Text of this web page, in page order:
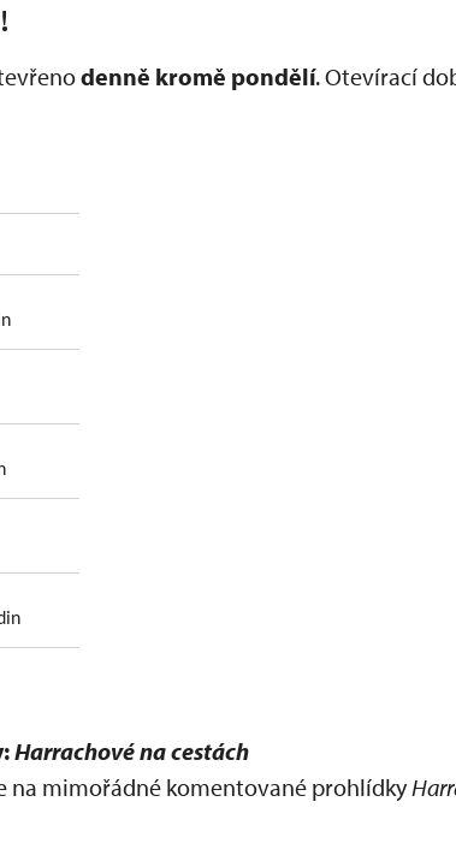
denně kromě pondělí. Otevírací
Harrachové na cestách
na mimořádné komentované prohlídky